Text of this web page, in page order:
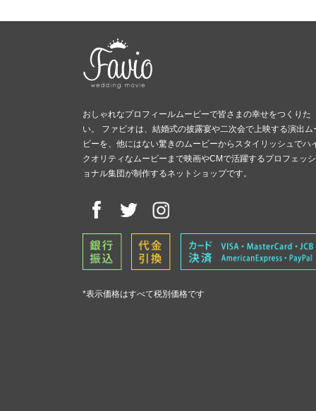
おしゃれなプロフィールムービーで皆さまの幸せをつくりた
い。 ファビオは、結婚式の披露宴や二次会で上映する演出ム
ビーを、他にはない驚きのムービーからスタイリッシュでハ
クオリティなムービーまで映画やCMで活躍するプロフェッシ
ョナル集団が制作するネットショップです。
*表示価格はすべて税別価格です